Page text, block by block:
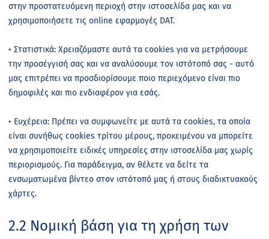
στην προστατευόμενη περιοχή στην ιστοσελίδα μας και να
χρησιμοποιήσετε τις online εφαρμογές DAT.
• Στατιστικά: Χρειαζόμαστε αυτά τα cookies για να μετρήσουμε
την προσέγγισή σας και να αναλύσουμε τον ιστότοπό σας - αυτό
μας επιτρέπει να προσδιορίσουμε ποιο περιεχόμενο είναι πιο
δημοφιλές και πιο ενδιαφέρον για εσάς.
• Ευχέρεια: Πρέπει να συμφωνείτε με αυτά τα cookies, τα οποία
είναι συνήθως cookies τρίτου μέρους, προκειμένου να μπορείτε
να χρησιμοποιείτε ειδικές υπηρεσίες στην ιστοσελίδα μας χωρίς
περιορισμούς. Για παράδειγμα, αν θέλετε να δείτε τα
ενσωματωμένα βίντεο στον ιστότοπό μας ή στους διαδικτυακούς
χάρτες.
2.2 Νομική βάση για τη χρήση των